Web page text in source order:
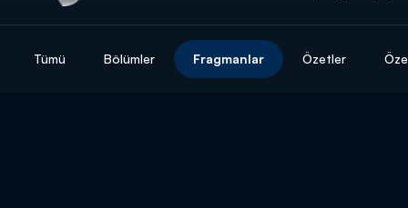
Tümü Bölümler Fragmanlar Özetler